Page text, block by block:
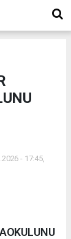
- 17:45,